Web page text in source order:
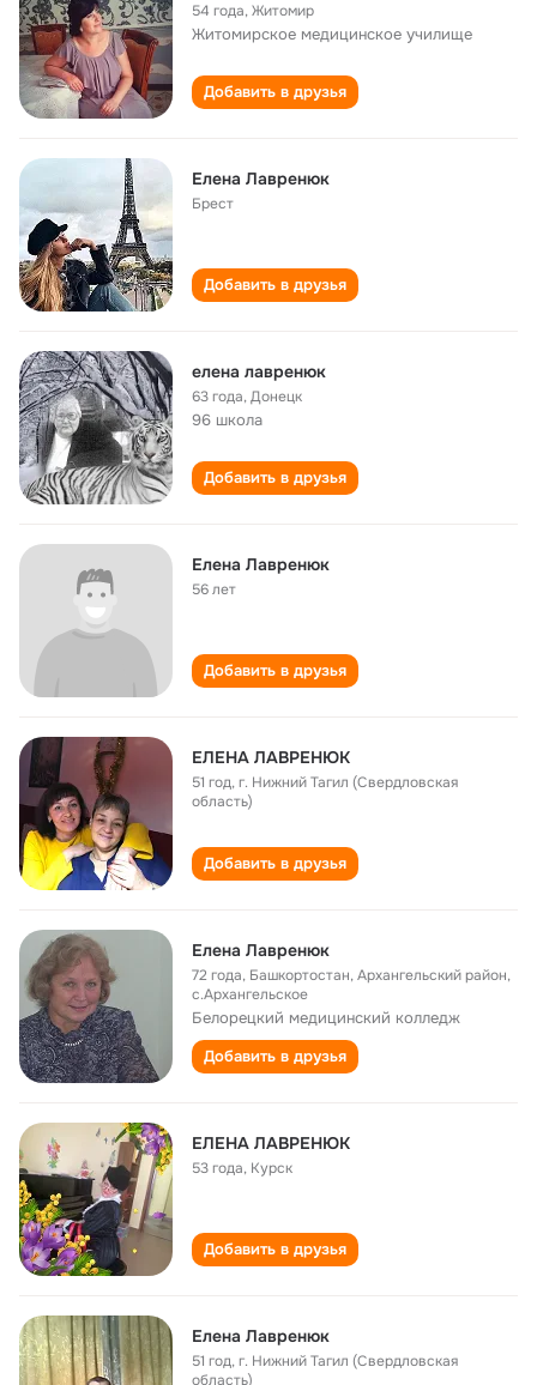
54 года,Житомир
Житомирское медицинское училище
Добавить в друзья
Елена Лавренюк
Брест
Добавить в друзья
елена лавренюк
63 года,Донецк
96 школа
Добавить в друзья
Елена Лавренюк
56 лет
Добавить в друзья
ЕЛЕНА ЛАВРЕНЮК
51 год,г. Нижний Тагил (Свердловская
область)
Добавить в друзья
Елена Лавренюк
72 года, Башкортостан, Архангельский район,
с.Архангельское
Белорецкий медицинский колледж
Добавить в друзья
ЕЛЕНА ЛАВРЕНЮК
53 года, Курск
Добавить в друзья
Елена Лавренюк
51 год,г. Нижний Тагил (Свердловская
область)